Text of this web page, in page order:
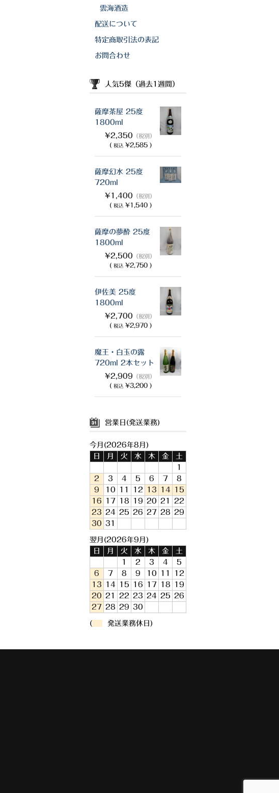
雲海酒造
配送について
特定商取引法の表記
お問合わせ
人気5傑（過去1週間）
薩摩茶屋 25度
1800ml
¥2,350 （税別）
( 税込 ¥2,585 )
薩摩幻水 25度
720ml
¥1,400 （税別）
( 税込 ¥1,540 )
薩摩の夢酔 25度
1800ml
¥2,500 （税別）
( 税込 ¥2,750 )
伊佐美 25度
1800ml
¥2,700 （税別）
( 税込 ¥2,970 )
魔王・白玉の露
720ml 2本セット
¥2,909 （税別）
( 税込 ¥3,200 )
営業日(発送業務)
今月(2026年8月)
日
月 火 水 木 金
土
1
2
3 4 5 6 7
8
9
10 11 12 13 14
15
16
17 18 19 20 21
22
23 24 25 26 27 28 29
30 31
翌月(2026年9月)
日
月 火 水 木 金
土
1
2 3 4
5
6
7 8 9 10 11
12
13
14 15 16 17 18
19
20 21 22 23 24 25 26
27 28 29 30
( 発送業務休日)